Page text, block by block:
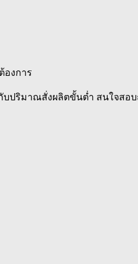
องการ
ปริมาณสั่งผลิตขั้นต่ำ สนใจสอบ